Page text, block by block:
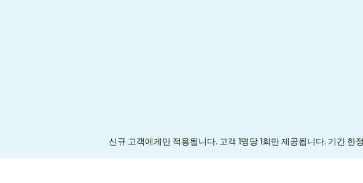
신규 고객에게만 적용됩니다. 고객 1명당 1회만 제공됩니다. 기간